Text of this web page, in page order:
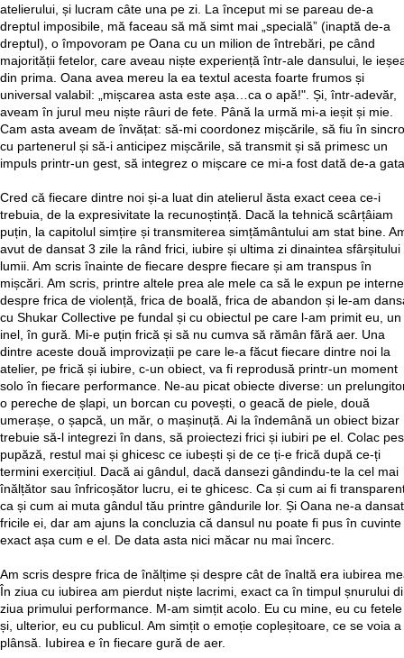
atelierului, și lucram câte una pe zi. La început mi se pareau de-a
dreptul imposibile, mă faceau să mă simt mai „specială” (inaptă de-a
dreptul), o împovoram pe Oana cu un milion de întrebări, pe când
majorității fetelor, care aveau niște experiență într-ale dansului, le
din prima. Oana avea mereu la ea textul acesta foarte frumos și
universal valabil: „mișcarea asta este așa…ca o apă!". Și, într-adevăr,
aveam în jurul meu niște râuri de fete. Până la urmă mi-a ieșit și mie.
Cam asta aveam de învățat: să-mi coordonez mișcările, să fiu în
cu partenerul și să-i anticipez mișcările, să transmit și să primesc un
impuls printr-un gest, să integrez o mișcare ce mi-a fost dată de-a
Cred că fiecare dintre noi și-a luat din atelierul ăsta exact ceea ce-i
trebuia, de la expresivitate la recunoștință. Dacă la tehnică scârțâiam
puțin, la capitolul simțire și transmiterea simțământului am stat bine.
avut de dansat 3 zile la rând frici, iubire și ultima zi dinaintea sfârșitului
lumii. Am scris înainte de fiecare despre fiecare și am transpus în
mișcări. Am scris, printre altele prea ale mele ca să le expun pe
despre frica de violență, frica de boală, frica de abandon și le-am
cu Shukar Collective pe fundal și cu obiectul pe care l-am primit eu, un
inel, în gură. Mi-e puțin frică și să nu cumva să rămân fără aer. Una
dintre aceste două improvizații pe care le-a făcut fiecare dintre noi la
atelier, pe frică și iubire, c-un obiect, va fi reprodusă printr-un moment
solo în fiecare performance. Ne-au picat obiecte diverse: un
o pereche de șlapi, un borcan cu povești, o geacă de piele, două
umerașe, o șapcă, un măr, o mașinuță. Ai la îndemână un obiect bizar
trebuie să-l integrezi în dans, să proiectezi frici și iubiri pe el. Colac
pupăză, restul mai și ghicesc ce iubești și de ce ți-e frică după ce-ți
termini exercițiul. Dacă ai gândul, dacă dansezi gândindu-te la cel mai
înălțător sau înfricoșător lucru, ei te ghicesc. Ca și cum ai fi
ca și cum ai muta gândul tău printre gândurile lor. Și Oana ne-a dansat
fricile ei, dar am ajuns la concluzia că dansul nu poate fi pus în cuvinte
exact așa cum e el. De data asta nici măcar nu mai încerc.
Am scris despre frica de înălțime și despre cât de înaltă era iubirea
În ziua cu iubirea am pierdut niște lacrimi, exact ca în timpul șnurului
ziua primului performance. M-am simțit acolo. Eu cu mine, eu cu fetele
și, ulterior, eu cu publicul. Am simțit o emoție copleșitoare, ce se voia a
plânsă. Iubirea e în fiecare gură de aer.